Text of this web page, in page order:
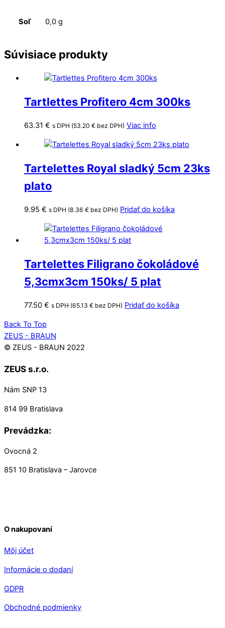
Soľ 0,0 g
Súvisiace produkty
Tartlettes Profitero 4cm 300ks
63.31 € s DPH (53.20 € bez DPH) Viac info
Tartelettes Royal sladký 5cm 23ks
plato
9.95 € s DPH (8.36 € bez DPH) Pridať do košíka
Tartelettes Filigrano čokoládové
5,3cmx3cm 150ks/ 5 plat
77.50 € s DPH (65.13 € bez DPH) Pridať do košíka
Back To Top
ZEUS - BRAUN
© ZEUS - BRAUN 2022
ZEUS s.r.o.
Nám SNP 13
814 99 Bratislava
Prevádzka:
Ovocná 2
851 10 Bratislava – Jarovce
O nakupovaní
Môj účet
Informácie o dodaní
GDPR
Obchodné podmienky